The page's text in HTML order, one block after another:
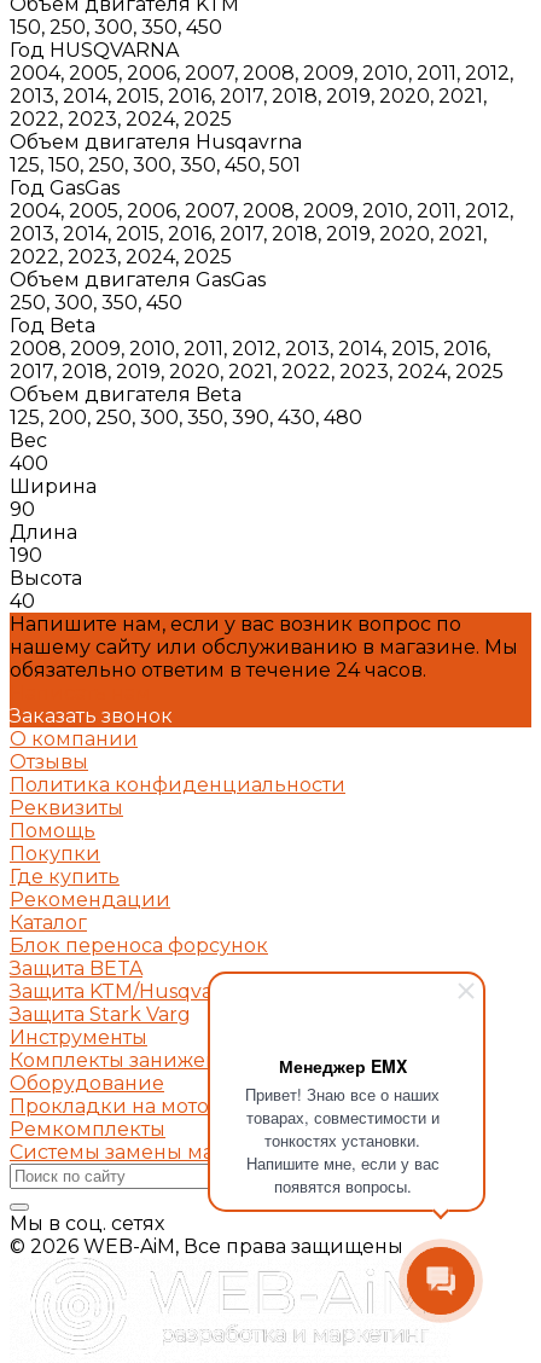
Менеджер EMX
Привет! Знаю все о наших
товарах, совместимости и
тонкостях установки.
Напишите мне, если у вас
появятся вопросы.
150, 250, 300, 350, 450
Год HUSQVARNA
2004, 2005, 2006, 2007, 2008, 2009, 2010, 2011, 2012,
2013, 2014, 2015, 2016, 2017, 2018, 2019, 2020, 2021,
2022, 2023, 2024, 2025
Объем двигателя Husqavrna
125, 150, 250, 300, 350, 450, 501
Год GasGas
2004, 2005, 2006, 2007, 2008, 2009, 2010, 2011, 2012,
2013, 2014, 2015, 2016, 2017, 2018, 2019, 2020, 2021,
2022, 2023, 2024, 2025
Объем двигателя GasGas
250, 300, 350, 450
Год Beta
2008, 2009, 2010, 2011, 2012, 2013, 2014, 2015, 2016,
2017, 2018, 2019, 2020, 2021, 2022, 2023, 2024, 2025
Объем двигателя Beta
125, 200, 250, 300, 350, 390, 430, 480
Вес
400
Ширина
90
Длина
190
Высота
40
Напишите нам, если у вас возник вопрос по
нашему сайту или обслуживанию в магазине. Мы
обязательно ответим в течение 24 часов.
Заказать звонок
О компании
Отзывы
Политика конфиденциальности
Реквизиты
Помощь
Покупки
Где купить
Рекомендации
Каталог
Блок переноса форсунок
Защита BETA
Защита KTM/Husqvarna/Gas Gas
Защита Stark Varg
Инструменты
Комплекты занижения подвески
Оборудование
Прокладки на мотоциклы
Ремкомплекты
Системы замены масла
Мы в соц. сетях
© 2026 WEB-AiM, Все права защищены